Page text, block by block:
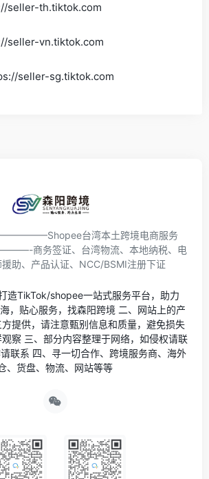
seller-th.tiktok.com
seller-vn.tiktok.com
seller-sg.tiktok.com
台湾本土跨境电商服务
务签证、台湾物流、本地纳税、电
助、产品认证、NCC/BSMI注册下证
造TikTok/shopee一站式服务平台，助力
，贴心服务，找森阳跨境 二、网站上的产
提供，请注意甄别信息和质量，避免损失
察 三、部分内容整理于网络，如侵权请联
联系 四、寻一切合作、跨境服务商、海外
、货盘、物流、网站等等